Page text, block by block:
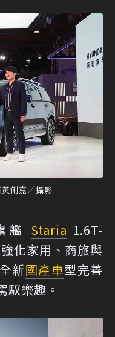
俐嘉／攝影
艦 Staria 1.6T-
化家用、商旅與
新國產車型完善
馭樂趣。